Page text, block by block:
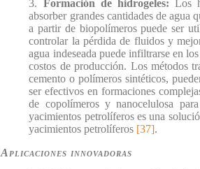
3. Formación de hidrogeles: Los
absorber grandes cantidades de
a partir de biopolímeros puede ser
controlar la pérdida de fluidos y
agua indeseada puede infiltrarse en
costos de producción. Los métodos
cemento o polímeros sintéticos,
ser efectivos en formaciones
de copolímeros y nanocelulosa
yacimientos petrolíferos es una
yacimientos petrolíferos [37].
Aplicaciones innovadoras